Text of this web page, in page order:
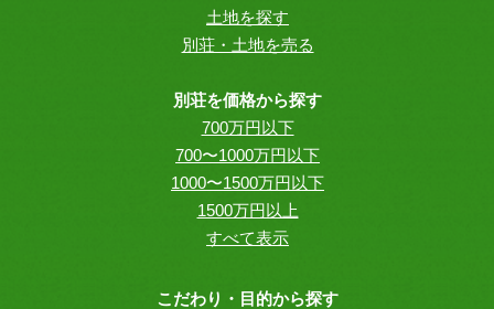
土地を探す
別荘・土地を売る
別荘を価格から探す
700万円以下
700〜1000万円以下
1000〜1500万円以下
1500万円以上
すべて表示
こだわり・目的から探す